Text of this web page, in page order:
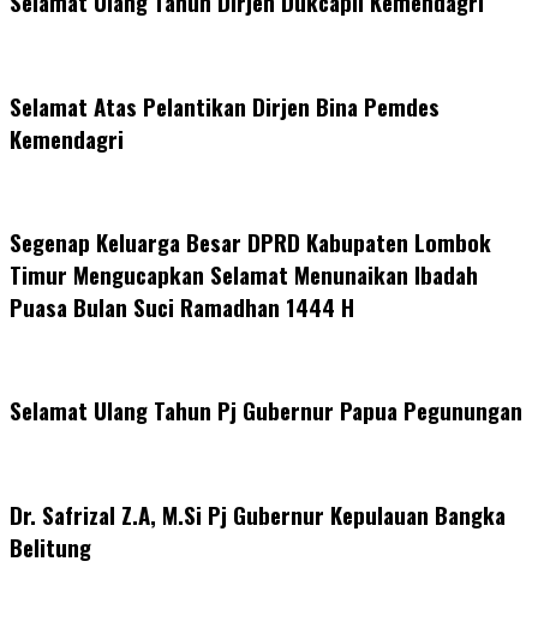
Selamat Atas Pelantikan Dirjen Bina Pemdes
Kemendagri
Segenap Keluarga Besar DPRD Kabupaten Lombok
Timur Mengucapkan Selamat Menunaikan Ibadah
Puasa Bulan Suci Ramadhan 1444 H
Selamat Ulang Tahun Pj Gubernur Papua Pegunungan
Dr. Safrizal Z.A, M.Si Pj Gubernur Kepulauan Bangka
Belitung